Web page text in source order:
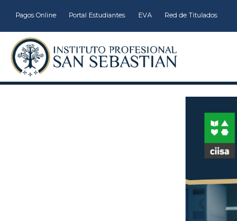
Pagos Online Portal Estudiantes EVA Red de Titulados